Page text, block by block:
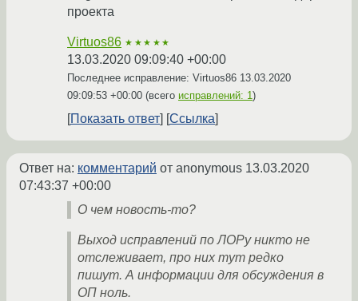
проекта
Virtuos86 ★★★★★
13.03.2020 09:09:40 +00:00
Последнее исправление: Virtuos86 13.03.2020
09:09:53 +00:00 (всего исправлений: 1)
Показать ответ Ссылка
Ответ на: комментарий от anonymous 13.03.2020
07:43:37 +00:00
О чем новость-то?
Выход исправлений по ЛОРу никто не
отслеживает, про них тут редко
пишут. А информации для обсуждения в
ОП ноль.